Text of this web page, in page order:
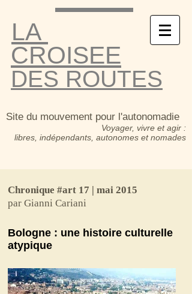
LA
CROISEE
DES ROUTES
Site du mouvement pour l'autonomadie
Voyager, vivre et agir :
libres, indépendants, autonomes et nomades
Chronique #art 17 | mai 2015
par Gianni Cariani
Bologne : une histoire culturelle
atypique